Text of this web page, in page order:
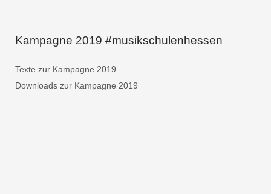
Kampagne 2019 #musikschulenhessen
Texte zur Kampagne 2019
Downloads zur Kampagne 2019